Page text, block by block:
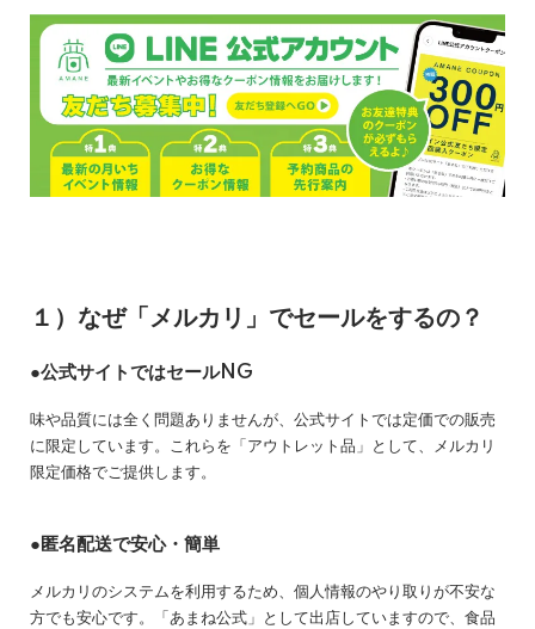
１）なぜ「メルカリ」でセールをするの？
●公式サイトではセールNG
味や品質には全く問題ありませんが、公式サイトでは定価での販売
に限定しています。これらを「アウトレット品」として、メルカリ
限定価格でご提供します。
●匿名配送で安心・簡単
メルカリのシステムを利用するため、個人情報のやり取りが不安な
方でも安心です。「あまね公式」として出店していますので、食品